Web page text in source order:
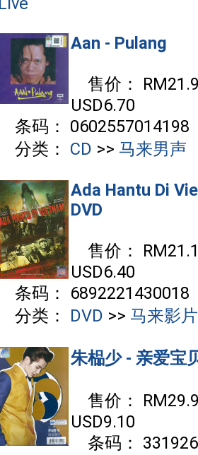
Aan - Pulang
售价：
USD6.70
条码： 0602557014198
分类： CD >> 马来男声
Ada Hantu Di
DVD
售价：
USD6.40
条码： 6892221430018
分类： DVD >> 马来影片
朱榀少 - 亲爱宝
售价：
USD9.10
条码：